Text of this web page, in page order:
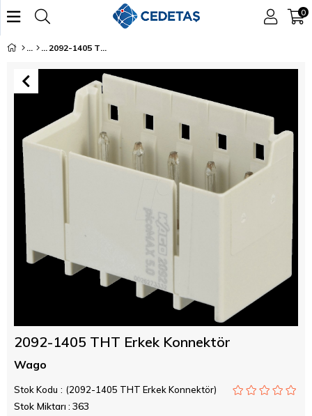
0
2092-1405 THT Erkek Konnektör
2092-1405 THT Erkek Konnektör
Wago
Stok Kodu (2092-1405 THT Erkek Konnektör)
Stok Miktarı : 363